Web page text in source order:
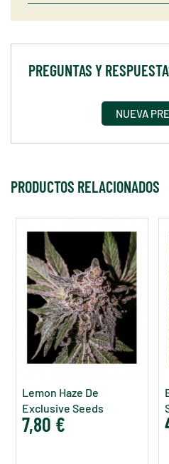
PREGUNTAS Y
NUEVA
PRODUCTOS RELACIONADOS
Lemon Haze De
Exclusive Seeds
7,80 €